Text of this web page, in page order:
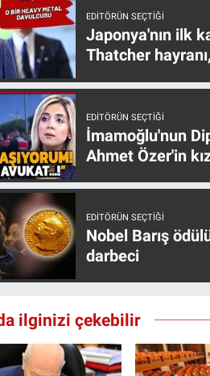
EDITÖRÜN SEÇTIĞI
Japonya'nın ilk
Thatcher
EDITÖRÜN SEÇTIĞI
İmamoğlu'nun
Ahmet Özer'in
EDITÖRÜN SEÇTIĞI
Nobel Barış
darbeci
ilginizi çekebilir